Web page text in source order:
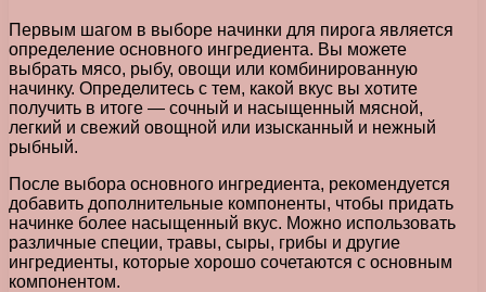
Первым шагом в выборе начинки для пирога является
определение основного ингредиента. Вы можете
выбрать мясо, рыбу, овощи или комбинированную
начинку. Определитесь с тем, какой вкус вы хотите
получить в итоге — сочный и насыщенный мясной,
легкий и свежий овощной или изысканный и нежный
рыбный.
После выбора основного ингредиента, рекомендуется
добавить дополнительные компоненты, чтобы придать
начинке более насыщенный вкус. Можно использовать
различные специи, травы, сыры, грибы и другие
ингредиенты, которые хорошо сочетаются с основным
компонентом.